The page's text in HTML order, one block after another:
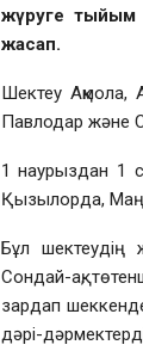
жүруге
жасап.
Шектеу Ақмола,
Павлодар және
1 наурыздан 1
Қызылорда,
Бұл шектеудің
Сондай-ақ,
зардап
дәрі-